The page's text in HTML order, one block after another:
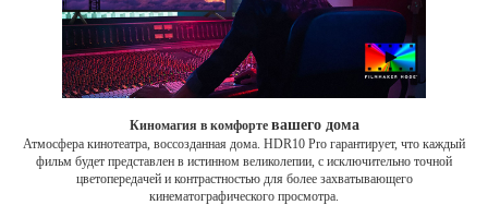
Киномагия в комфорте вашего дома
Атмосфера кинотеатра, воссозданная дома. HDR10 Pro гарантирует, что каждый
фильм будет представлен в истинном великолепии, с исключительно точной
цветопередачей и контрастностью для более захватывающего
кинематографического просмотра.